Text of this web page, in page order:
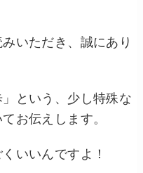
いただき、誠にあり
という、少し特殊な
お伝えします。
いいんですよ！